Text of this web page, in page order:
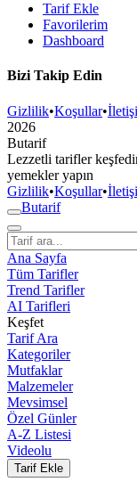
Tarif Ekle
Favorilerim
Dashboard
Bizi Takip Edin
Gizlilik•Koşullar•
2026
Butarif
Lezzetli tarifler
yemekler yapın
Gizlilik•Koşullar•
Butarif
Ana Sayfa
Tüm Tarifler
Trend Tarifler
AI Tarifleri
Keşfet
Tarif Ara
Kategoriler
Mutfaklar
Malzemeler
Mevsimsel
Özel Günler
A-Z Listesi
Videolu
Tarif Ekle